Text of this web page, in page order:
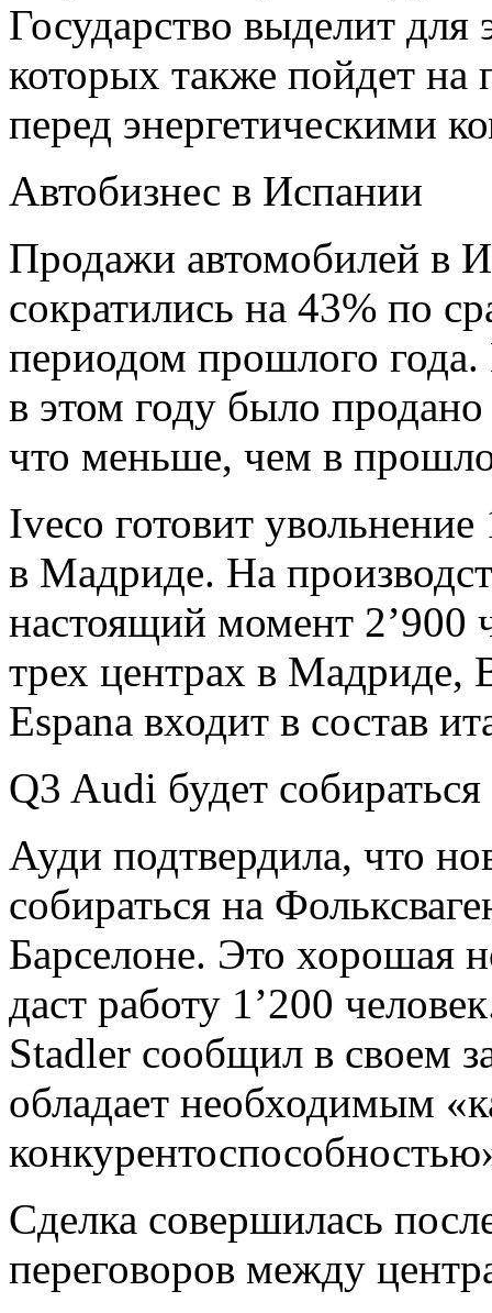
Государство выделит
которых также пойдет на
перед энергетическими
Автобизнес в Испании
Продажи автомобилей в
сократились на 43% по
периодом прошлого
в этом году было
что меньше, чем в
Iveco готовит
в Мадриде. На
настоящий момент 2’900
трех центрах в Мадриде,
Espana входит в состав
Q3 Audi будет
Ауди подтвердила, что
собираться на
Барселоне. Это хорошая
даст работу 1’200
Stadler сообщил в своем
обладает необходимым
Сделка совершилась
переговоров между